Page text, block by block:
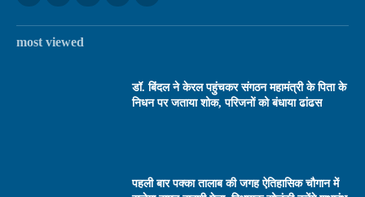
most viewed
डॉ. बिंदल ने केरल पहुंचकर संगठन महामंत्री के पिता के
निधन पर जताया शोक, परिजनों को बंधाया ढांढस
पहली बार पक्का तालाब की जगह ऐतिहासिक चौगान में